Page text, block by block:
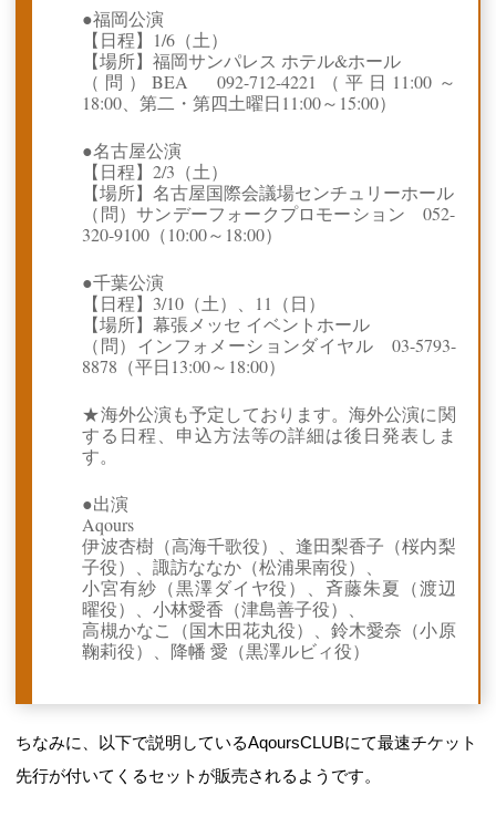
●福岡公演
【日程】1/6（土）
【場所】福岡サンパレス ホテル&ホール
（問）BEA 092-712-4221（平日11:00～
18:00、第二・第四土曜日11:00～15:00）
●名古屋公演
【日程】2/3（土）
【場所】名古屋国際会議場センチュリーホール
（問）サンデーフォークプロモーション 052-
320-9100（10:00～18:00）
●千葉公演
【日程】3/10（土）、11（日）
【場所】幕張メッセ イベントホール
（問）インフォメーションダイヤル 03-5793-
8878（平日13:00～18:00）
★海外公演も予定しております。海外公演に関
する日程、申込方法等の詳細は後日発表しま
す。
●出演
Aqours
伊波杏樹（高海千歌役）、逢田梨香子（桜内梨
子役）、諏訪ななか（松浦果南役）、
小宮有紗（黒澤ダイヤ役）、斉藤朱夏（渡辺
曜役）、小林愛香（津島善子役）、
高槻かなこ（国木田花丸役）、鈴木愛奈（小原
鞠莉役）、降幡 愛（黒澤ルビィ役）
ちなみに、以下で説明しているAqoursCLUBにて最速チケット
先行が付いてくるセットが販売されるようです。